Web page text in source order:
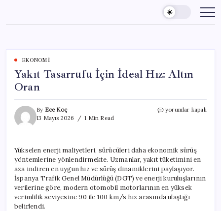
content
EKONOMI
Yakıt Tasarrufu İçin İdeal Hız: Altın
Oran
By Ece Koç
13 Mayıs 2026
1 Min Read
Yakıt
Altın
Oran
için
yorumlar kapalı
Yükselen enerji maliyetleri, sürücüleri daha ekonomik sürüş
yöntemlerine yönlendirmekte. Uzmanlar, yakıt tüketimini en
aza indiren en uygun hız ve sürüş dinamiklerini paylaşıyor.
İspanya Trafik Genel Müdürlüğü (DGT) ve enerji kuruluşlarının
verilerine göre, modern otomobil motorlarının en yüksek
verimlilik seviyesine 90 ile 100 km/s hız arasında ulaştığı
belirlendi.